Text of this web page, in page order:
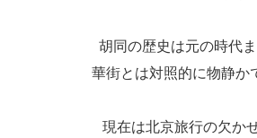
胡同の歴史は元の時代
華街とは対照的に物静か
現在は北京旅行の欠か